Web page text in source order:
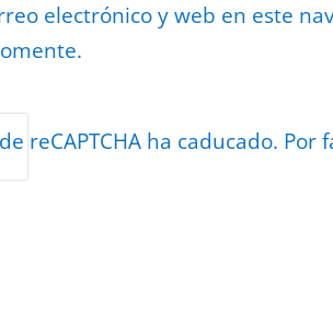
electrónico y web en este
reCAPTCHA ha caducado. Por